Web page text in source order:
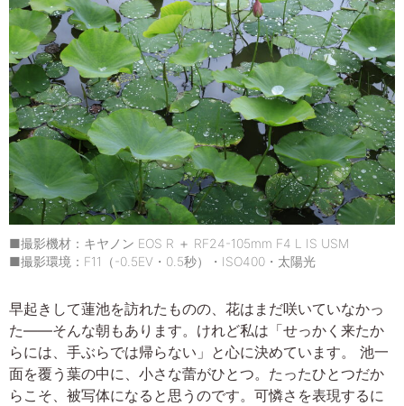
■撮影機材：キヤノン EOS R ＋ RF24-105mm F4 L IS USM
■撮影環境：F11（-0.5EV・0.5秒）・ISO400・太陽光
早起きして蓮池を訪れたものの、花はまだ咲いていなかっ
た――そんな朝もあります。けれど私は「せっかく来たか
らには、手ぶらでは帰らない」と心に決めています。 池一
面を覆う葉の中に、小さな蕾がひとつ。たったひとつだか
らこそ、被写体になると思うのです。可憐さを表現するに